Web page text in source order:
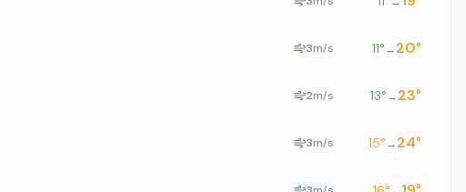
3m/s 11°→20°
2m/s 13°→23°
3m/s 15°→24°